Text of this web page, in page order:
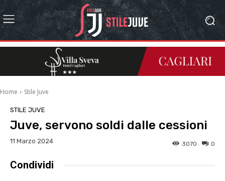
Home Stile Juve
STILE JUVE
Juve, servono soldi dalle cessioni
11 Marzo 2024 0
3070
Condividi